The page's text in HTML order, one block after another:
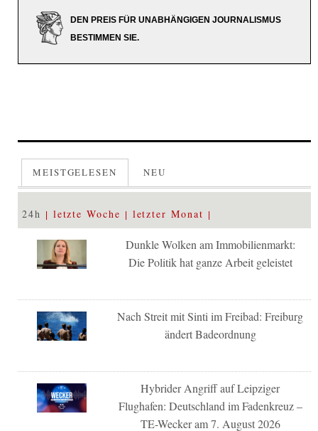
DEN PREIS FÜR UNABHÄNGIGEN JOURNALISMUS
BESTIMMEN SIE.
MEISTGELESEN NEU
24h letzte Woche letzter Monat
Dunkle Wolken am Immobilienmarkt:
Die Politik hat ganze Arbeit geleistet
Nach Streit mit Sinti im Freibad: Freiburg
ändert Badeordnung
Hybrider Angriff auf Leipziger
Flughafen: Deutschland im Fadenkreuz –
TE-Wecker am 7. August 2026